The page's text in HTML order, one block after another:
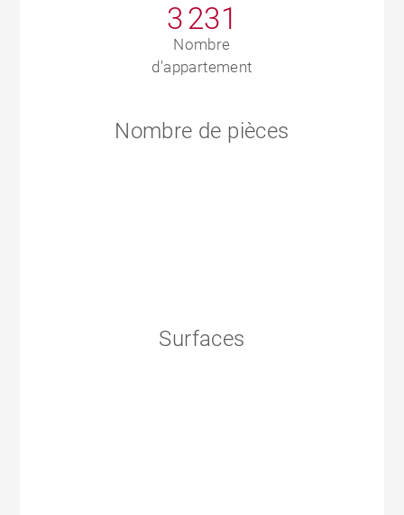
3 231
Nombre
d'appartement
Nombre de pièces
Surfaces